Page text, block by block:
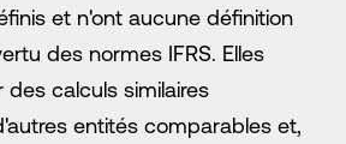
et n'ont aucune définition
des normes IFRS. Elles
calculs similaires
entités comparables et,